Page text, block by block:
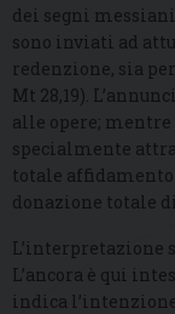
dei segni
sono inviati ad
redenzione, sia
Mt 28,19).
alle opere; mentre
specialmente
totale
donazione totale di
L’interpretazione
L’ancora è qui
indica